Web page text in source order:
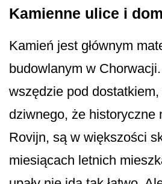
Kamienne ulice i
Kamień jest głównym
budowlanym w
wszędzie pod
dziwnego, że historyczne
Rovijn, są w większości
miesiącach letnich